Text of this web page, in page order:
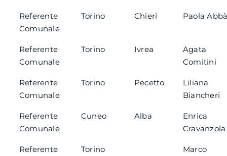
Referente
Comunale
Torino Chieri Paola
Referente
Comunale
Torino Ivrea
Agata
Comitini
Referente
Comunale
Torino Pecetto
Liliana
Biancheri
Referente
Comunale
Cuneo Alba
Enrica
Cravanzola
Referente
Torino
Marco